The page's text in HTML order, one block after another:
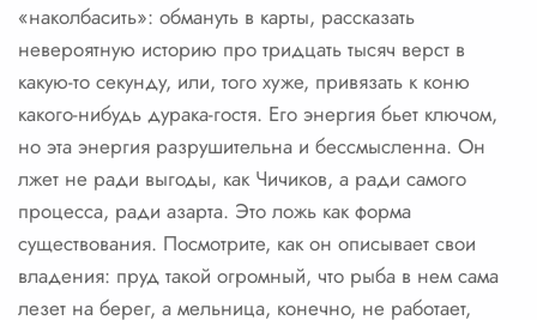
«наколбасить»: обмануть в карты, рассказать
невероятную историю про тридцать тысяч верст в
какую-то секунду, или, того хуже, привязать к коню
какого-нибудь дурака-гостя. Его энергия бьет ключом,
но эта энергия разрушительна и бессмысленна. Он
лжет не ради выгоды, как Чичиков, а ради самого
процесса, ради азарта. Это ложь как форма
существования. Посмотрите, как он описывает свои
владения: пруд такой огромный, что рыба в нем сама
лезет на берег, а мельница, конечно, не работает,